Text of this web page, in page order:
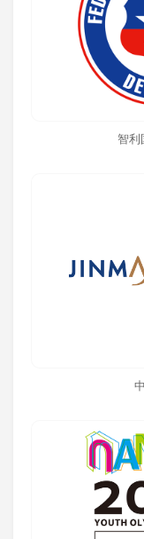
智利